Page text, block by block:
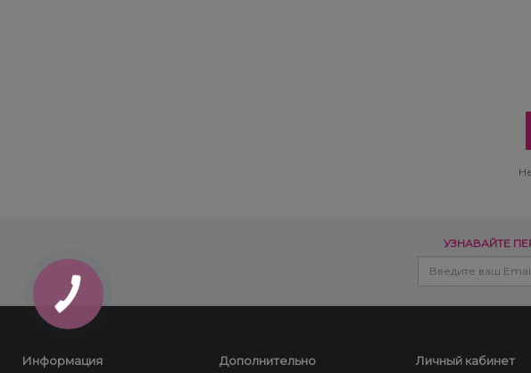
УЗНАВАЙТЕ
Информация Дополнительно Личный кабинет